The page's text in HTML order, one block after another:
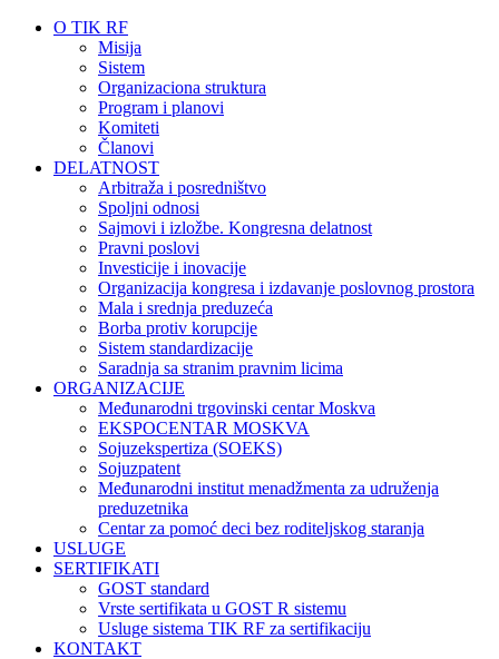
O TIK RF
Misija
Sistem
Organizaciona struktura
Program i planovi
Komiteti
Članovi
DELATNOST
Arbitraža i posredništvo
Spoljni odnosi
Sajmovi i izložbe. Kongresna delatnost
Pravni poslovi
Investicije i inovacije
Organizacija kongresa i izdavanje poslovnog prostora
Mala i srednja preduzeća
Borba protiv korupcije
Sistem standardizacije
Saradnja sa stranim pravnim licima
ORGANIZACIJE
Međunarodni trgovinski centar Moskva
EKSPOCENTAR MOSKVA
Sojuzekspertiza (SOEKS)
Sojuzpatent
Međunarodni institut menadžmenta za udruženja
preduzetnika
Centar za pomoć deci bez roditeljskog staranja
USLUGE
SERTIFIKATI
GOST standard
Vrste sertifikata u GOST R sistemu
Usluge sistema TIK RF za sertifikaciju
KONTAKT